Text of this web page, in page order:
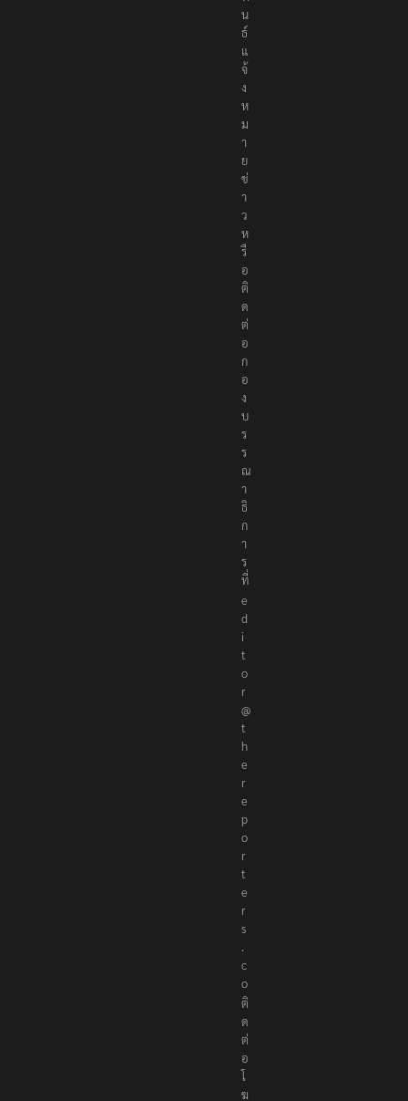
น
ธ์
แ
จ้
ง
ห
ม
า
ย
ข่
า
ว
ห
รื
อ
ติ
ด
ต่
อ
ก
อ
ง
บ
ร
ร
ณ
า
ธิ
ก
า
ร
ที่
e
d
i
t
o
r
@
t
h
e
r
e
p
o
r
t
e
r
s
.
c
o
ติ
ด
ต่
อ
โ
ฆ